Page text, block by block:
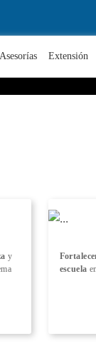
Asesorías Extensión
y
escuela